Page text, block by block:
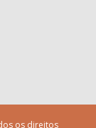
os direitos